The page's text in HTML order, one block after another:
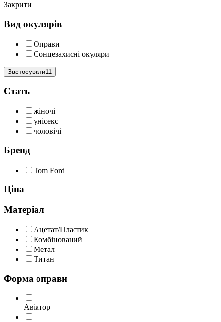
Закрити
Вид окулярів
Оправи
Сонцезахисні окуляри
Застосувати11
Cтать
жіночі
унісекс
чоловічі
Бренд
Tom Ford
Ціна
Матеріал
Ацетат/Пластик
Комбінований
Метал
Титан
Форма оправи
Авіатор